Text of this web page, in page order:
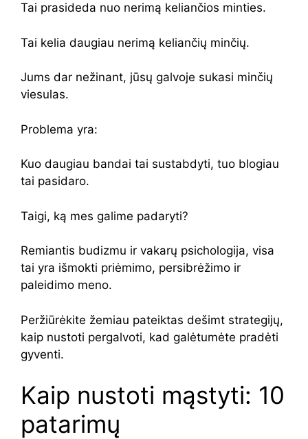
Tai prasideda nuo nerimą keliančios minties.
Tai kelia daugiau nerimą keliančių minčių.
Jums dar nežinant, jūsų galvoje sukasi minčių
viesulas.
Problema yra:
Kuo daugiau bandai tai sustabdyti, tuo blogiau
tai pasidaro.
Taigi, ką mes galime padaryti?
Remiantis budizmu ir vakarų psichologija, visa
tai yra išmokti priėmimo, persibrėžimo ir
paleidimo meno.
Peržiūrėkite žemiau pateiktas dešimt strategijų,
kaip nustoti pergalvoti, kad galėtumėte pradėti
gyventi.
Kaip nustoti mąstyti: 10
patarimų